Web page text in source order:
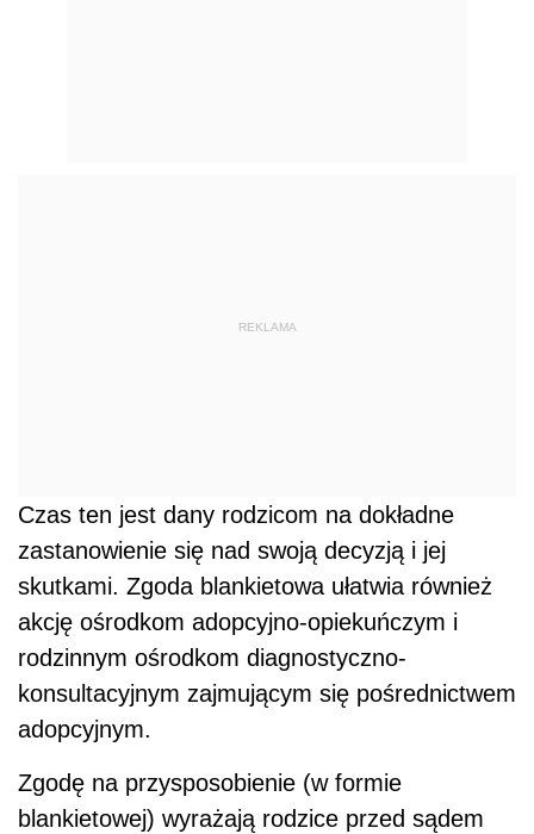
REKLAMA
Czas ten jest dany rodzicom na dokładne
zastanowienie się nad swoją decyzją i jej
skutkami. Zgoda blankietowa ułatwia również
akcję ośrodkom adopcyjno-opiekuńczym i
rodzinnym ośrodkom diagnostyczno-
konsultacyjnym zajmującym się pośrednictwem
adopcyjnym.
Zgodę na przysposobienie (w formie
blankietowej) wyrażają rodzice przed sądem